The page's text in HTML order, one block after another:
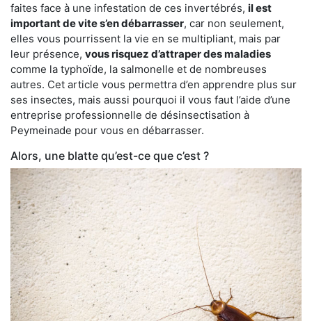
faites face à une infestation de ces invertébrés, il est
important de vite s’en débarrasser, car non seulement,
elles vous pourrissent la vie en se multipliant, mais par
leur présence, vous risquez d’attraper des maladies
comme la typhoïde, la salmonelle et de nombreuses
autres. Cet article vous permettra d’en apprendre plus sur
ses insectes, mais aussi pourquoi il vous faut l’aide d’une
entreprise professionnelle de désinsectisation à
Peymeinade pour vous en débarrasser.
Alors, une blatte qu’est-ce que c’est ?